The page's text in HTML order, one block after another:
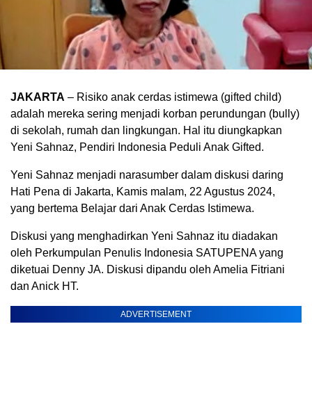
JAKARTA – Risiko anak cerdas istimewa (gifted child)
adalah mereka sering menjadi korban perundungan (bully)
di sekolah, rumah dan lingkungan. Hal itu diungkapkan
Yeni Sahnaz, Pendiri Indonesia Peduli Anak Gifted.
Yeni Sahnaz menjadi narasumber dalam diskusi daring
Hati Pena di Jakarta, Kamis malam, 22 Agustus 2024,
yang bertema Belajar dari Anak Cerdas Istimewa.
Diskusi yang menghadirkan Yeni Sahnaz itu diadakan
oleh Perkumpulan Penulis Indonesia SATUPENA yang
diketuai Denny JA. Diskusi dipandu oleh Amelia Fitriani
dan Anick HT.
ADVERTISEMENT